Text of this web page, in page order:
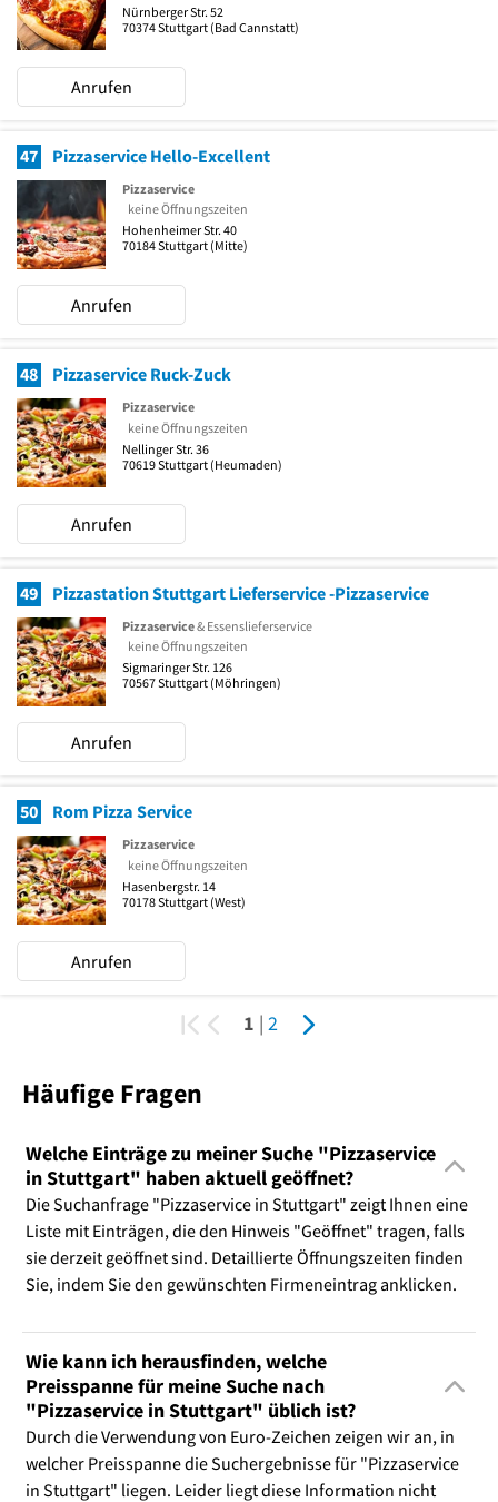
Nürnberger Str. 52
70374Stuttgart (Bad Cannstatt)
Anrufen
47 Pizzaservice Hello-Excellent
Pizzaservice
keine Öffnungszeiten
Hohenheimer Str. 40
70184Stuttgart (Mitte)
Anrufen
48 Pizzaservice Ruck-Zuck
Pizzaservice
keine Öffnungszeiten
Nellinger Str. 36
70619Stuttgart (Heumaden)
Anrufen
49 Pizzastation Stuttgart Lieferservice -Pizzaservice
Pizzaservice& Essenslieferservice
keine Öffnungszeiten
Sigmaringer Str. 126
70567Stuttgart (Möhringen)
Anrufen
50 Rom Pizza Service
Pizzaservice
keine Öffnungszeiten
Hasenbergstr. 14
70178Stuttgart (West)
Anrufen
1 | 2
Häufige Fragen
Welche Einträge zu meiner Suche "Pizzaservice
in Stuttgart" haben aktuell geöffnet?
Die Suchanfrage "Pizzaservice in Stuttgart" zeigt Ihnen eine
Liste mit Einträgen, die den Hinweis "Geöffnet" tragen, falls
sie derzeit geöffnet sind. Detaillierte Öffnungszeiten finden
Sie, indem Sie den gewünschten Firmeneintrag anklicken.
Wie kann ich herausfinden, welche
Preisspanne für meine Suche nach
"Pizzaservice in Stuttgart" üblich ist?
Durch die Verwendung von Euro-Zeichen zeigen wir an, in
welcher Preisspanne die Suchergebnisse für "Pizzaservice
in Stuttgart" liegen. Leider liegt diese Information nicht